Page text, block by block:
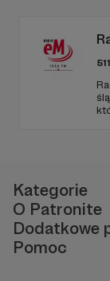
511
Kategorie
O Patronite
Dodatkowe
Pomoc